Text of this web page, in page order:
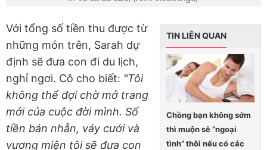
TIN LIÊN QUAN
Chồng bạn không sớm
thì muộn sẽ “ngoại
tình” thôi nếu có các
Với tổng số tiền thu được từ
những món trên, Sarah dự
định sẽ đưa con đi du lịch,
nghỉ ngơi. Cô cho biết: "Tôi
không thể đợi chờ mở trang
mới của cuộc đời mình. Số
tiền bán nhẫn, váy cưới và
vương miện tôi sẽ đưa con